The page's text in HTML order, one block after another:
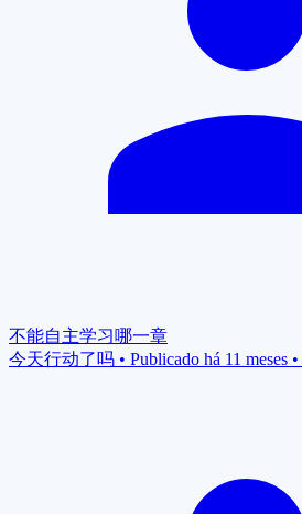
不能自主学习哪一章
今天行动了吗 • Publicado há 11 meses •